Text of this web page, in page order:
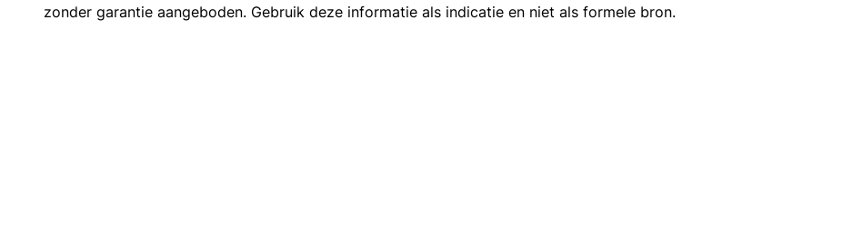
zonder garantie aangeboden. Gebruik deze informatie als indicatie en niet als formele bron.